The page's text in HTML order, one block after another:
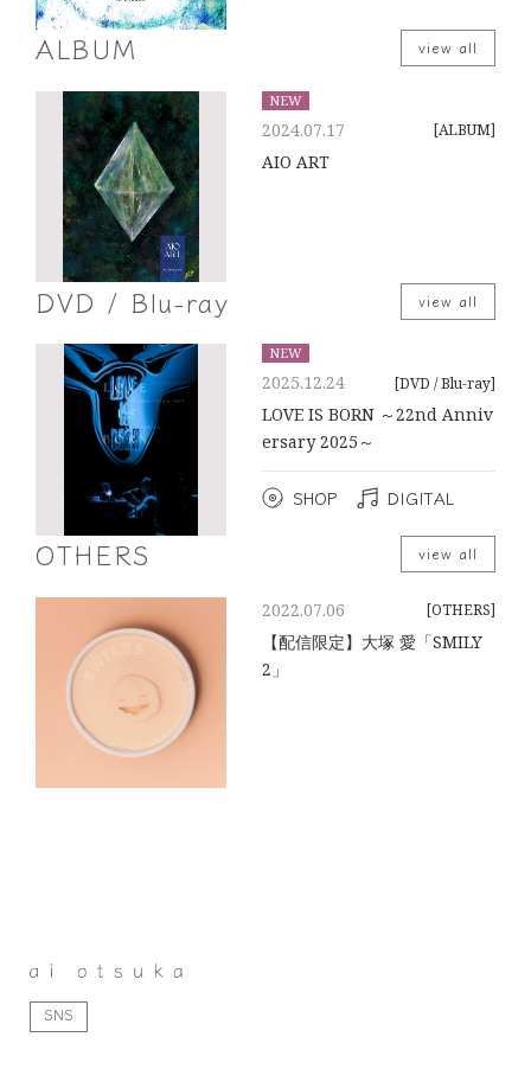
ALBUM view all
NEW
2024.07.17 [ALBUM]
AIO ART
DVD / Blu-ray view all
NEW
2025.12.24 [DVD / Blu-ray]
LOVE IS BORN ～22nd Anniv
ersary 2025～
SHOP DIGITAL
OTHERS view all
2022.07.06 [OTHERS]
【配信限定】大塚 愛「SMILY
2」
SNS